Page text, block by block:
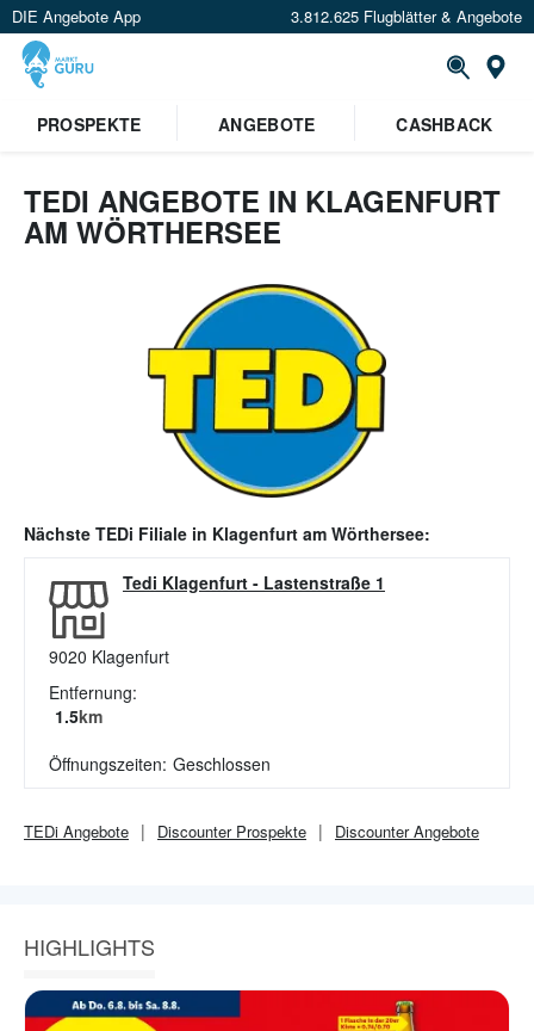
DIE Angebote App 3.812.625 Flugblätter & Angebote
PROSPEKTE
ANGEBOTE CASHBACK
TEDI ANGEBOTE IN KLAGENFURT
AM WÖRTHERSEE
Nächste TEDi Filiale in Klagenfurt am Wörthersee:
Tedi Klagenfurt - Lastenstraße 1
9020 Klagenfurt
Entfernung:
1.5km
Öffnungszeiten: Geschlossen
TEDi Angebote DiscounterProspekte DiscounterAngebote
HIGHLIGHTS